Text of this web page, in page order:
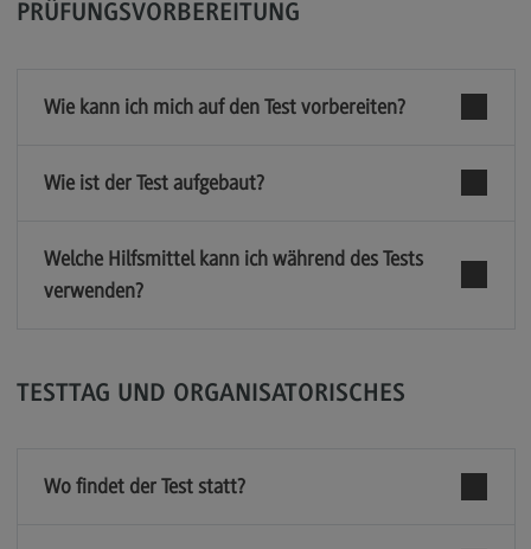
PRÜFUNGSVORBEREITUNG
Wie kann ich mich auf den Test vorbereiten?
Wie ist der Test aufgebaut?
Welche Hilfsmittel kann ich während des Tests
verwenden?
TESTTAG UND ORGANISATORISCHES
Wo findet der Test statt?